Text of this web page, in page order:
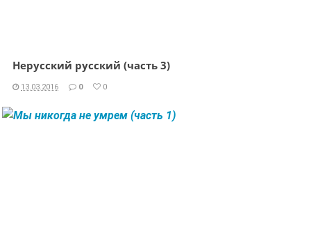
Нерусский русский (часть 3)
13.03.2016 0 0
ЧИТАТЬ ДАЛЕЕ